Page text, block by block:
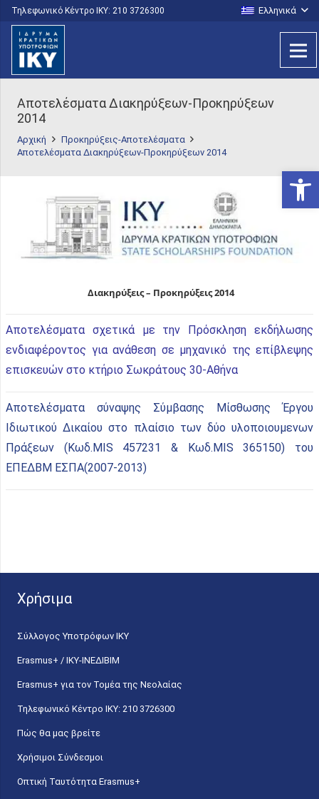
Τηλεφωνικό Κέντρο IKY: 210 3726300 Ελληνικά
Αποτελέσματα Διακηρύξεων-Προκηρύξεων
2014
Αρχική
Προκηρύξεις-Αποτελέσματα
Αποτελέσματα Διακηρύξεων-Προκηρύξεων 2014
Διακηρύξεις – Προκηρύξεις 2014
Αποτελέσματα σχετικά με την Πρόσκληση εκδήλωσης
ενδιαφέροντος για ανάθεση σε μηχανικό της επίβλεψης
επισκευών στο κτήριο Σωκράτους 30-Αθήνα
Αποτελέσματα σύναψης Σύμβασης Μίσθωσης Έργου
Ιδιωτικού Δικαίου στο πλαίσιο των δύο υλοποιουμενων
Πράξεων (Κωδ.MIS 457231 & Κωδ.MIS 365150) του
ΕΠΕΔΒΜ ΕΣΠΑ(2007-2013)
Χρήσιμα
Σύλλογος Υποτρόφων ΙΚΥ
Erasmus+ / ΙΚΥ-ΙΝΕΔΙΒΙΜ
Erasmus+ για τον Τομέα της Νεολαίας
Τηλεφωνικό Κέντρο IKY: 210 3726300
Πώς θα μας βρείτε
Χρήσιμοι Σύνδεσμοι
Οπτική Ταυτότητα Erasmus+